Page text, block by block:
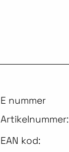
E nummer
Artikelnummer:
EAN kod: